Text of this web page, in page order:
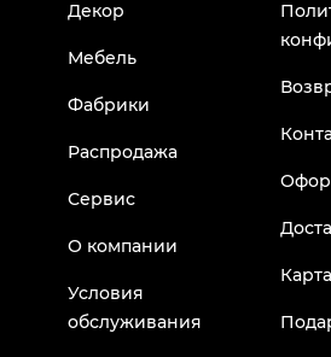
Декор
Мебель
Фабрики
Распродажа
Сервис
О компании
Условия
обслуживания